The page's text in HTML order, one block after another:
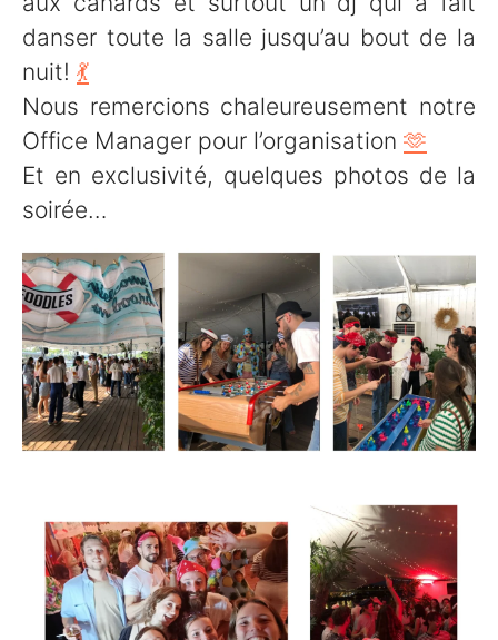
danser toute la salle jusqu’au bout de la
nuit! 💃
Nous remercions chaleureusement notre
Office Manager pour l’organisation 🫶
Et en exclusivité, quelques photos de la
soirée…